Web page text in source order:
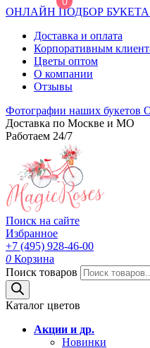
ОНЛАЙН ПОДБОР
Доставка и оплата
Корпоративным
Цветы оптом
О компании
Отзывы
Фотографии наших букетов
Доставка по Москве и МО
Работаем 24/7
Поиск на сайте
Избранное
+7 (495) 928-46-00
0 Корзина
Поиск товаров
Каталог цветов
Акции и др.
Новинки